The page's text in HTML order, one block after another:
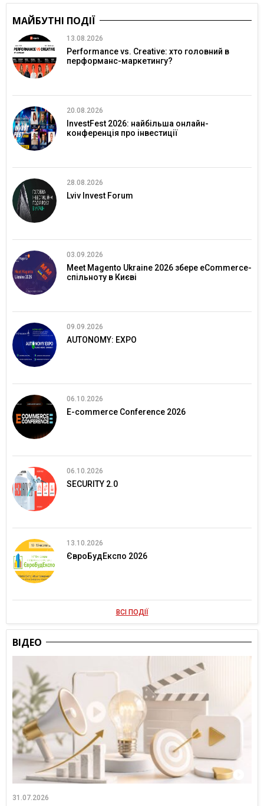
МАЙБУТНІ ПОДІЇ
13.08.2026
Performance vs. Creative: хто головний в
перформанс-маркетингу?
20.08.2026
InvestFest 2026: найбільша онлайн-
конференція про інвестиції
28.08.2026
Lviv Invest Forum
03.09.2026
Meet Magento Ukraine 2026 збере eCommerce-
спільноту в Києві
09.09.2026
AUTONOMY: EXPO
06.10.2026
E-commerce Conference 2026
06.10.2026
SECURITY 2.0
13.10.2026
ЄвроБудЕкспо 2026
ВСІ ПОДІЇ
ВІДЕО
31.07.2026